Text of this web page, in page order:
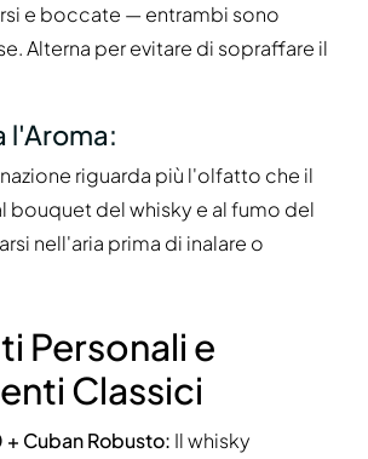
e boccate — entrambi sono
Alterna per evitare di sopraffare il
l'Aroma:
riguarda più l'olfatto che il
bouquet del whisky e al fumo del
nell'aria prima di inalare o
Personali e
Classici
+ Cuban Robusto: Il whisky